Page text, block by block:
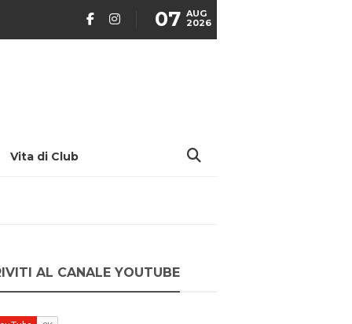
07 AUG
2026
Vita di Club
AL CANALE YOUTUBE